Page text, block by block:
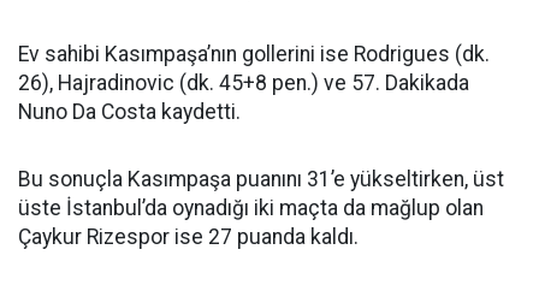
Ev sahibi Kasımpaşa’nın gollerini ise Rodrigues (dk.
26), Hajradinovic (dk. 45+8 pen.) ve 57. Dakikada
Nuno Da Costa kaydetti.
Bu sonuçla Kasımpaşa puanını 31’e yükseltirken, üst
üste İstanbul’da oynadığı iki maçta da mağlup olan
Çaykur Rizespor ise 27 puanda kaldı.